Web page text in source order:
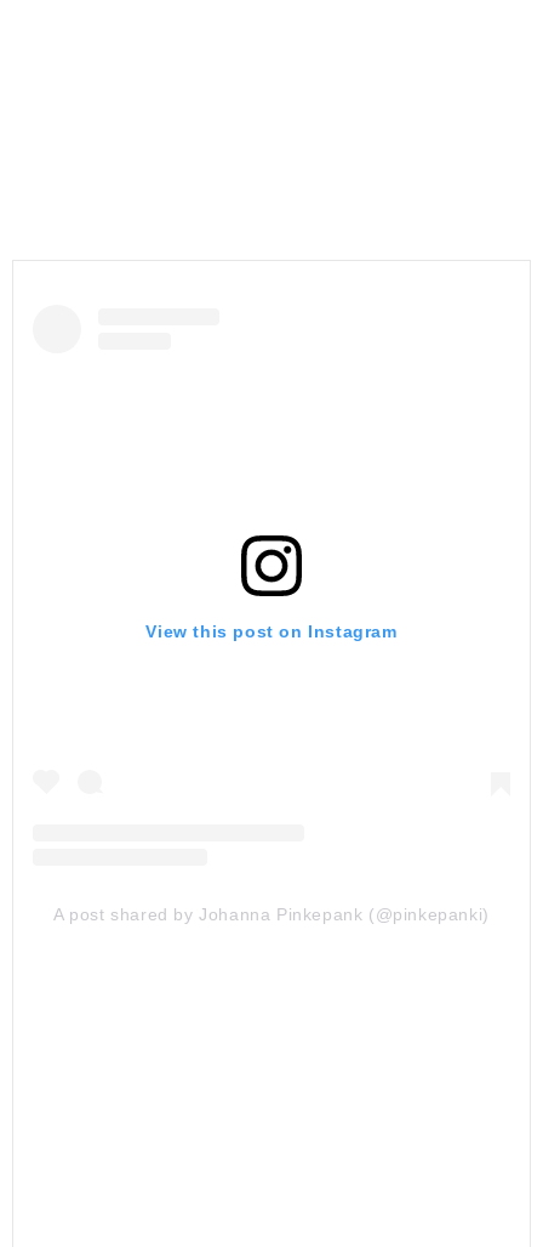
View this post on Instagram
A post shared by Johanna Pinkepank (@pinkepanki)